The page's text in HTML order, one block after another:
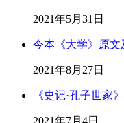
2021年5月31日
今本《大学》原文
2021年8月27日
《史记·孔子世家
2021年7月4日